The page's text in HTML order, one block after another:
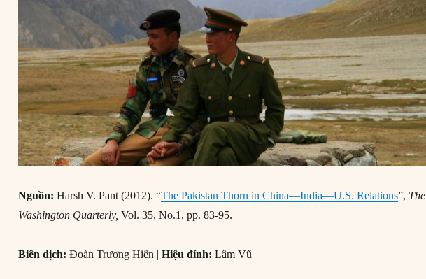
Nguồn:Harsh V. Pant (2012). “The Pakistan Thorn in China—India—U.S. Relations”, The
Washington Quarterly,Vol. 35, No.1, pp. 83-95.
Biên dịch: Đoàn Trương Hiên |Hiệu đính: Lâm Vũ